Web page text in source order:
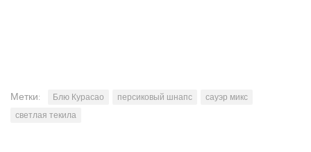
Метки: Блю Курасао персиковый шнапс
сауэр микс
светлая текила